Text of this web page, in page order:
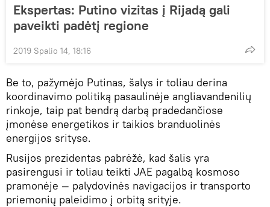
Ekspertas: Putino vizitas į Rijadą gali
paveikti padėtį regione
2019 Spalio 14, 18:16
Be to, pažymėjo Putinas, šalys ir toliau derina
koordinavimo politiką pasaulinėje angliavandenilių
rinkoje, taip pat bendrą darbą pradedančiose
įmonėse energetikos ir taikios branduolinės
energijos srityse.
Rusijos prezidentas pabrėžė, kad šalis yra
pasirengusi ir toliau teikti JAE pagalbą kosmoso
pramonėje — palydovinės navigacijos ir transporto
priemonių paleidimo į orbitą srityje.